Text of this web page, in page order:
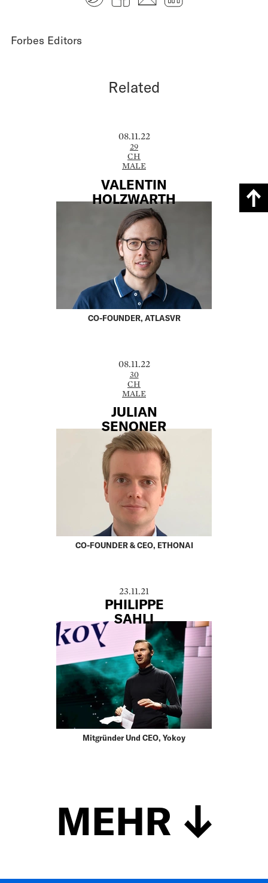
Forbes Editors
Related
08.11.22
29
CH
MALE
VALENTIN
HOLZWARTH
CO-FOUNDER, ATLASVR
08.11.22
30
CH
MALE
JULIAN
SENONER
CO-FOUNDER & CEO, ETHONAI
23.11.21
PHILIPPE
SAHLI
Mitgründer Und CEO, Yokoy
MEHR